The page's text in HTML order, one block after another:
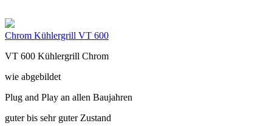
Chrom Kühlergrill VT 600
VT 600 Kühlergrill Chrom
wie abgebildet
Plug and Play an allen Baujahren
guter bis sehr guter Zustand